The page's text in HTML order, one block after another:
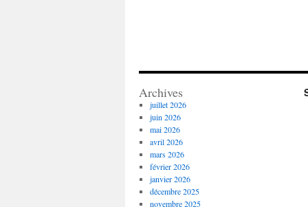
Archives
juillet 2026
juin 2026
mai 2026
avril 2026
mars 2026
février 2026
janvier 2026
décembre 2025
novembre 2025